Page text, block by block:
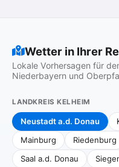
Wetter in Ihrer
Lokale Vorhersagen für
Niederbayern und
LANDKREIS KELHEIM
Neustadt a.d. Donau
Mainburg
Riedenburg
Saal a.d. Donau